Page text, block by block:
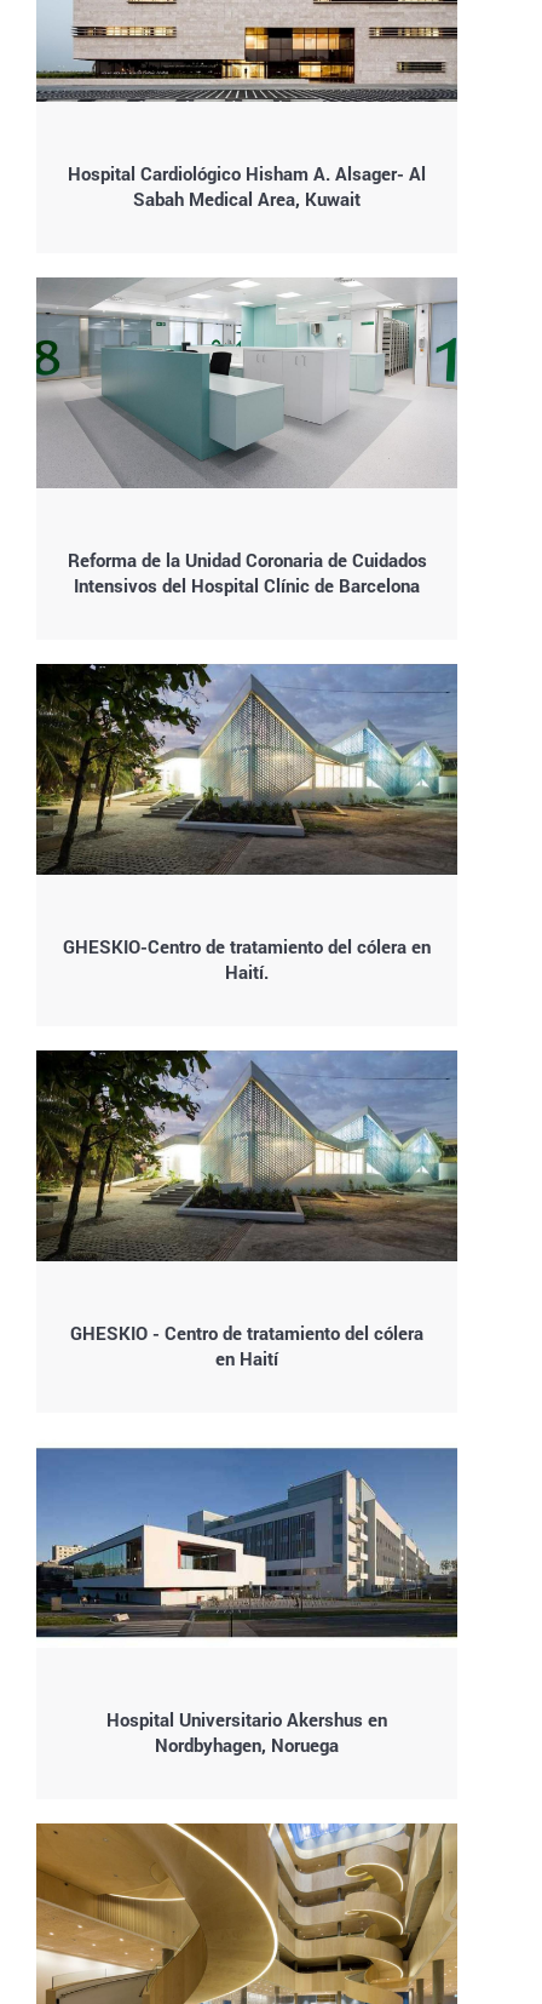
Hospital Cardiológico Hisham A. Alsager- Al
Sabah Medical Area, Kuwait
Reforma de la Unidad Coronaria de Cuidados
Intensivos del Hospital Clínic de Barcelona
GHESKIO-Centro de tratamiento del cólera en
Haití.
GHESKIO - Centro de tratamiento del cólera
en Haití
Hospital Universitario Akershus en
Nordbyhagen, Noruega